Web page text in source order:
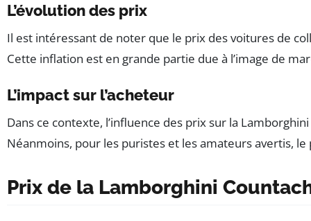
L’évolution des prix
Il est intéressant de noter que le prix des voitures de
Cette inflation est en grande partie due à l’image de
L’impact sur l’acheteur
Dans ce contexte, l’influence des prix sur la
Néanmoins, pour les puristes et les amateurs avertis,
Prix de la Lamborghini